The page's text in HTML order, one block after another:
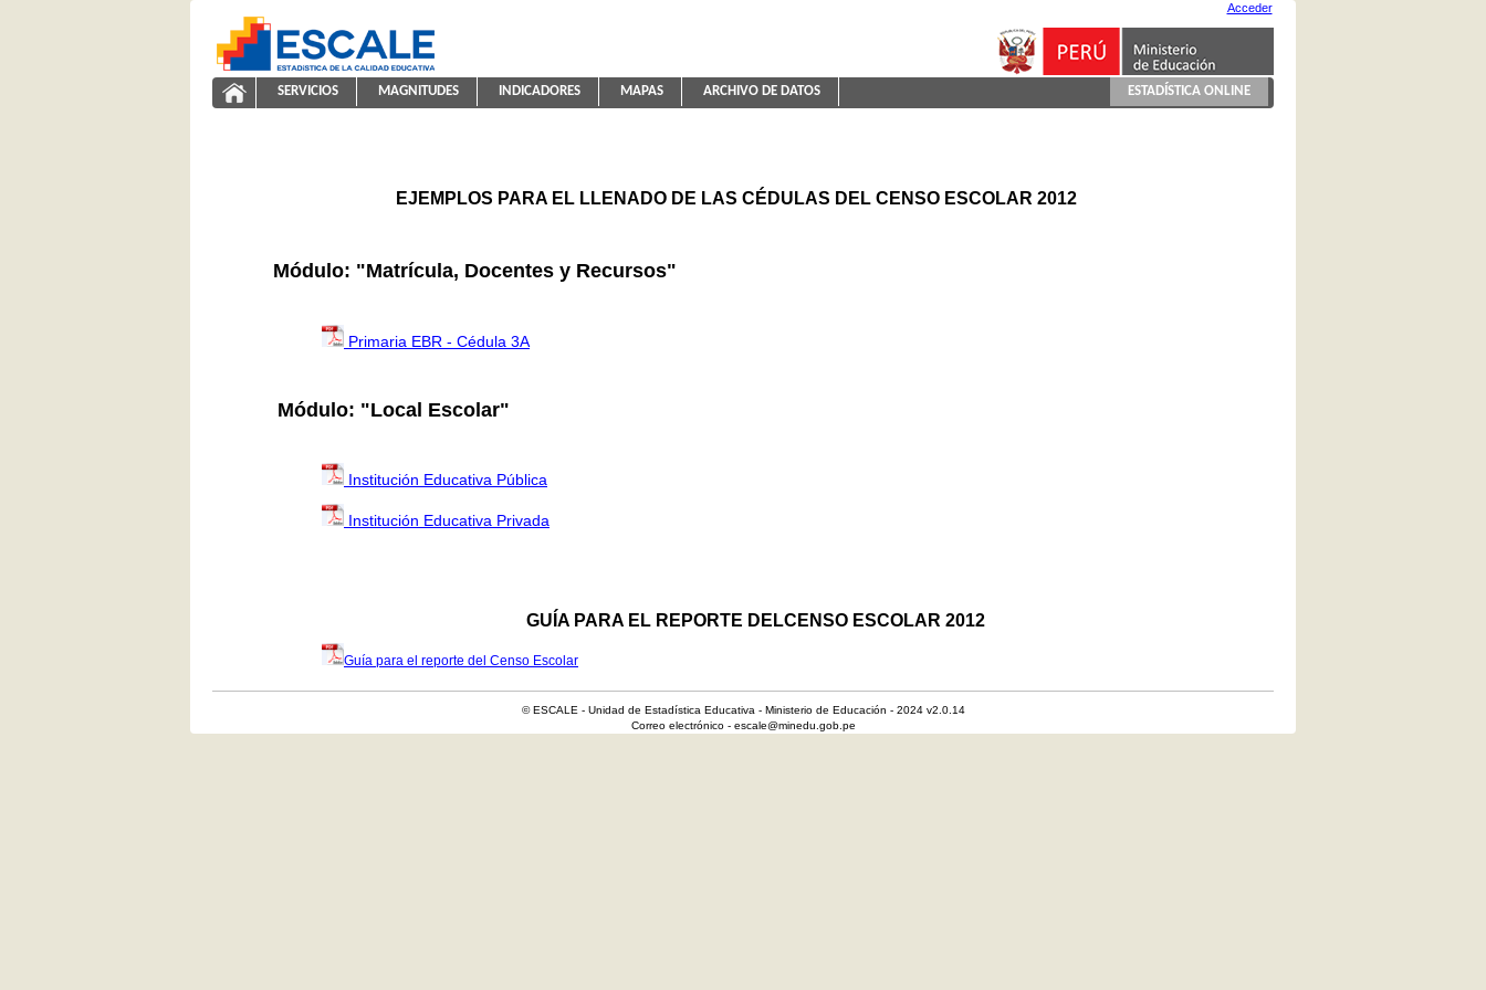
ESCALE - Unidad de Estadística Educativa
ayuda2011
Acceder
NAVEGACIÓN
SERVICIOS MAGNITUDES INDICADORES MAPAS ARCHIVO DE DATOS ESTADÍSTICA ONLINE
EJEMPLOS PARA EL LLENADO DE LAS CÉDULAS DEL CENSO ESCOLAR 2012
Módulo: "Matrícula, Docentes y Recursos"
Primaria EBR - Cédula 3A
Módulo: "Local Escolar"
Institución Educativa Pública
Institución Educativa Privada
GUÍA PARA EL REPORTE DELCENSO ESCOLAR 2012
Guía para el reporte del Censo Escolar
© ESCALE - Unidad de Estadística Educativa - Ministerio de Educación - 2024 v2.0.14
Correo electrónico - escale@minedu.gob.pe